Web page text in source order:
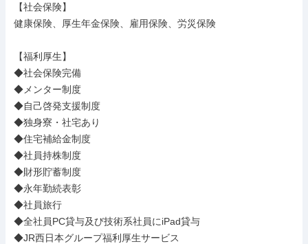
【社会保険】
健康保険、厚生年金保険、雇用保険、労災保険
【福利厚生】
◆社会保険完備
◆メンター制度
◆自己啓発支援制度
◆独身寮・社宅あり
◆住宅補給金制度
◆社員持株制度
◆財形貯蓄制度
◆永年勤続表彰
◆社員旅行
◆全社員PC貸与及び技術系社員にiPad貸与
◆JR西日本グループ福利厚生サービス